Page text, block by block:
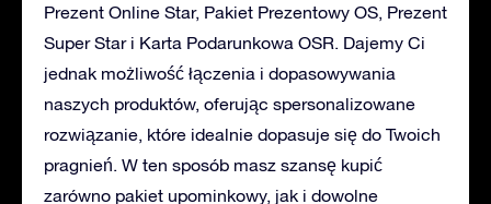
Prezent Online Star, Pakiet Prezentowy OS, Prezent
Super Star i Karta Podarunkowa OSR. Dajemy Ci
jednak możliwość łączenia i dopasowywania
naszych produktów, oferując spersonalizowane
rozwiązanie, które idealnie dopasuje się do Twoich
pragnień. W ten sposób masz szansę kupić
zarówno pakiet upominkowy, jak i dowolne